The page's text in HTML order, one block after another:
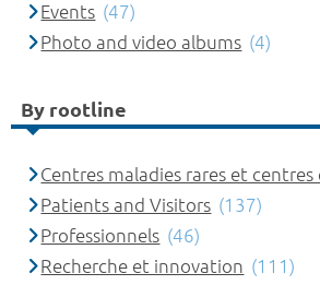
Events (47)
Photo and video albums (4)
By rootline
Centres maladies rares et centres
Patients and Visitors (137)
Professionnels (46)
Recherche et innovation (111)